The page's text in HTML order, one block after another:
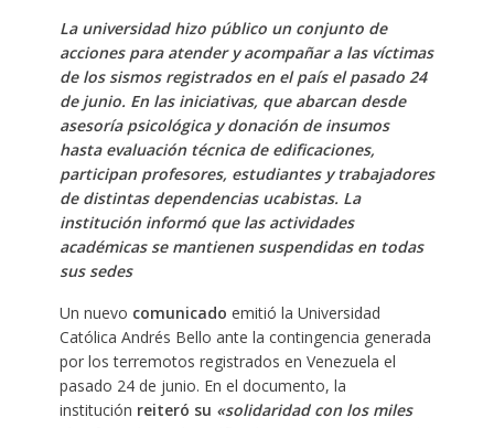
La universidad hizo público un conjunto de
acciones para atender y acompañar a las víctimas
de los sismos registrados en el país el pasado 24
de junio. En las iniciativas, que abarcan desde
asesoría psicológica y donación de insumos
hasta evaluación técnica de edificaciones,
participan profesores, estudiantes y trabajadores
de distintas dependencias ucabistas. La
institución informó que las actividades
académicas se mantienen suspendidas en todas
sus sedes
Un nuevo comunicado emitió la Universidad
Católica Andrés Bello ante la contingencia generada
por los terremotos registrados en Venezuela el
pasado 24 de junio. En el documento, la
institución reiteró su «solidaridad con los miles